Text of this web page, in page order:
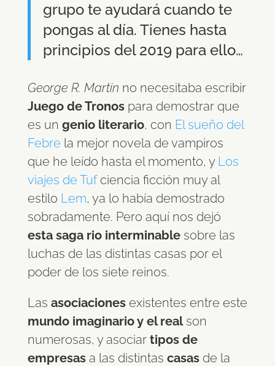
grupo te ayudará cuando te
pongas al día. Tienes hasta
principios del 2019 para ello…
George R. Martin no necesitaba escribir
Juego de Tronospara demostrar que
es un genio literario, con El sueño del
Febre la mejor novela de vampiros
que he leído hasta el momento, y Los
viajes de Tufciencia ficción muy al
estilo Lem, ya lo había demostrado
sobradamente. Pero aquí nos dejó
esta saga rio interminablesobre las
luchas de las distintas casas por el
poder de los siete reinos.
Las asociacionesexistentes entre este
mundo imaginario y el realson
numerosas, y asociar tipos de
empresasa las distintas casasde la